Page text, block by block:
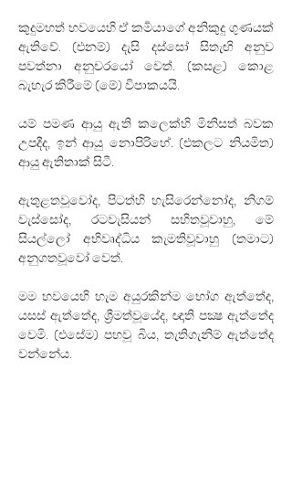
කුදුමහත් භවයෙහි ඒ කර්‍මයාගේ අනිකුදු ගුණයක්
ඇතිවේ. (එනම්) දැසි දස්සෝ සිතැඟි අනුව
පවත්නා අනුචරයෝ වෙත්. (කසළ) කොළ
බැහැර කිරීමේ (මේ) විපාකයයි.
යම් පමණ ආයු ඇති කලෙක්හි මිනිසත් බවක
උපදීද, ඉන් ආයු නොපිරිහේ. (එකලට නියමිත)
ආයු ඇතිතාක් සිටී.
ඇතුළතවූවෝද, පිටත්හි හැසිරෙන්නෝද, නිගම්
වැස්සෝද, රටවැසියන් සහිතවූවාහු, මේ
සියල්ලෝ අභිවෘද්‍ධිය කැමතිවූවාහු (තමාට)
අනුගතවූවෝ වෙත්.
මම භවයෙහි හැම අයුරකින්ම භෝග ඇත්තේද,
යසස් ඇත්තේද, ශ්‍රීමත්වූයේද, ඥාති පක්‍ෂ ඇත්තේද
වෙමි. (එසේම) පහවූ බිය, තැතිගැනිම් ඇත්තේද
වන්නේය.